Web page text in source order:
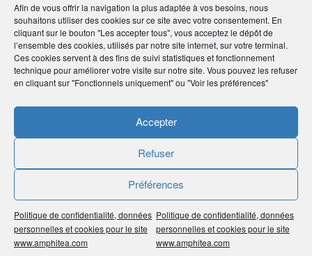
Afin de vous offrir la navigation la plus adaptée à vos besoins, nous
souhaitons utiliser des cookies sur ce site avec votre consentement. En
cliquant sur le bouton "Les accepter tous", vous acceptez le dépôt de
l’ensemble des cookies, utilisés par notre site internet, sur votre terminal.
Ces cookies servent à des fins de suivi statistiques et fonctionnement
technique pour améliorer votre visite sur notre site. Vous pouvez les refuser
en cliquant sur "Fonctionnels uniquement" ou "Voir les préférences"
Accepter
Refuser
Préférences
Politique de confidentialité, données
personnelles et cookies pour le site
www.amphitea.com
Politique de confidentialité, données
personnelles et cookies pour le site
www.amphitea.com
Éducation financière : la fin du tabou de
l’argent ?
>Lire l’article
Le long chemin vers la finance verte
Épisode 5